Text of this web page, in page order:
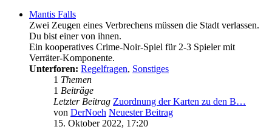
Mantis Falls
Zwei Zeugen eines Verbrechens müssen die Stadt verlassen.
Du bist einer von ihnen.
Ein kooperatives Crime-Noir-Spiel für 2-3 Spieler mit
Verräter-Komponente.
Unterforen: Regelfragen, Sonstiges
1 Themen
1 Beiträge
Letzter Beitrag Zuordnung der Karten zu den B…
von DerNoeh Neuester Beitrag
15. Oktober 2022, 17:20